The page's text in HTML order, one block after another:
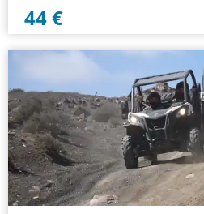
44€